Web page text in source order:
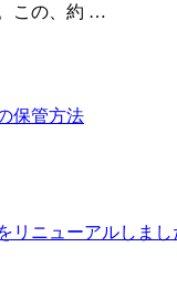
この、約 …
保管方法
リニューアルしまし